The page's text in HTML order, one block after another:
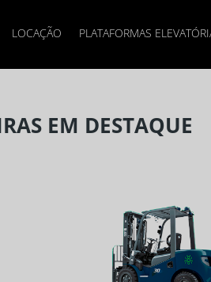
LOCAÇÃO PLATAFORMAS
EM DESTAQUE